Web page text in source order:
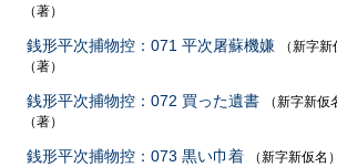
（著）
銭形平次捕物控：071 平次屠蘇機嫌 （新字新
（著）
銭形平次捕物控：072 買った遺書 （新字新仮
（著）
銭形平次捕物控：073 黒い巾着 （新字新仮名）